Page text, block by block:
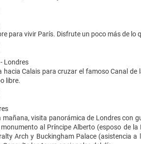
para vivir París. Disfrute un poco más de
Londres
hacia Calais para cruzar el famoso Canal
libre.
mañana, visita panorámica de Londres con
monumento al Príncipe Alberto (esposo de la
Arch y Buckingham Palace (asistencia a